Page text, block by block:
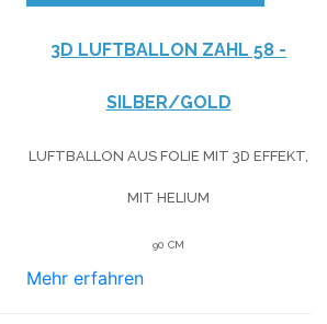
3D LUFTBALLON ZAHL 58 -
SILBER/GOLD
LUFTBALLON AUS FOLIE MIT 3D EFFEKT,
MIT HELIUM
90 CM
Mehr erfahren